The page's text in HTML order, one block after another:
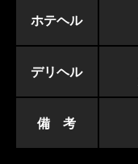
ホテヘル
デリヘル
備 考